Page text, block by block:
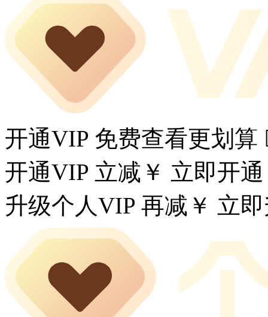
开通VIP 免费查看更划算
开通VIP 立减￥ 立即开通
升级个人VIP 再减￥ 立